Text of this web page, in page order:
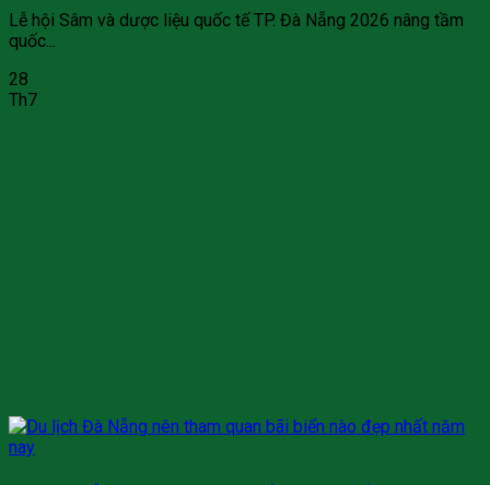
Lễ hội Sâm và dược liệu quốc tế TP. Đà Nẵng 2026 nâng tầm
quốc...
28
Th7